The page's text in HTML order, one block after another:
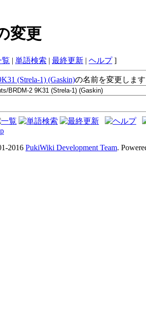
変更
覧 | 単語検索 | 最終更新 | ヘルプ]
(Strela-1) (Gaskin)の名前を変更しま
2016 PukiWiki Development Team.